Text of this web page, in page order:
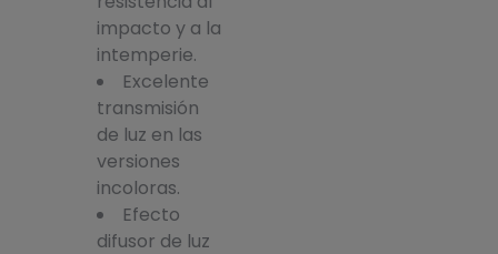
impacto y a la
intemperie.
Excelente
transmisión
de luz en las
versiones
incoloras.
Efecto
difusor de luz